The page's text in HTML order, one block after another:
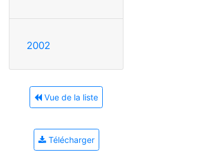
2002
Vue de la liste
Télécharger